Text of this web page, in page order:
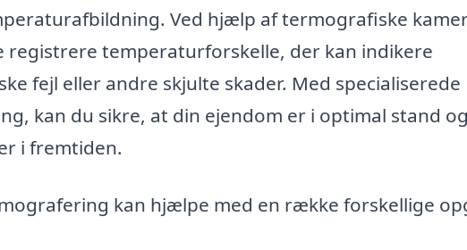
Ved hjælp af termografiske
registrere temperaturforskelle, der kan indikere
fejl eller andre skjulte skader. Med specialiserede
kan du sikre, at din ejendom er i optimal stand og
i fremtiden.
kan hjælpe med en række forskellige